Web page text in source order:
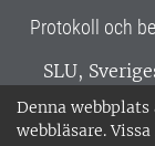
Denna
webbläsare.
Protokoll och
SLU,
Alnarp,